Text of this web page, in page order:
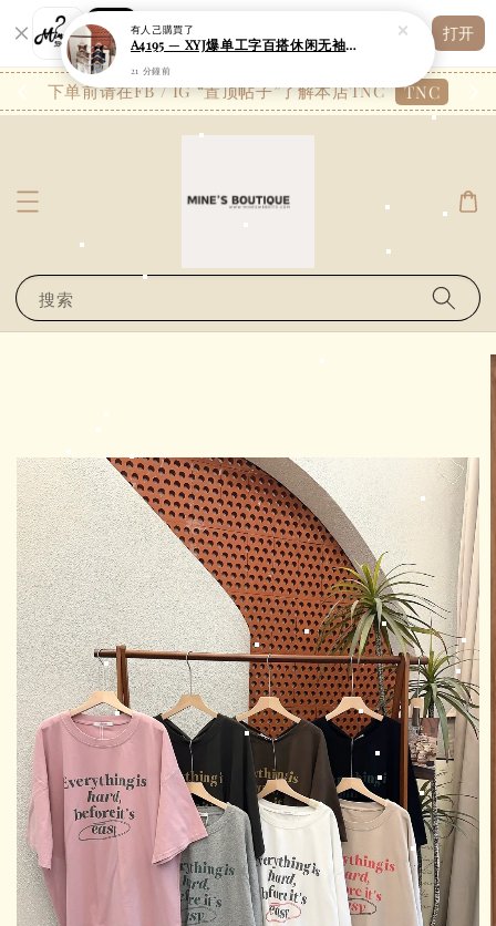
Shopping: 追踪您的订单
您信赖的商店
打开
下单前请在FB / IG “置顶帖子”了解本店TNC TNC
搜索
有人 已購買了
A4195 — XYJ爆单工字百搭休闲无袖背心
21 分鐘前